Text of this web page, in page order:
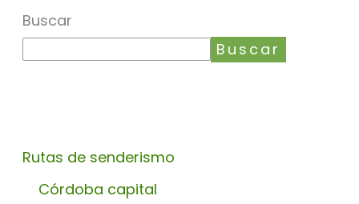
Buscar
Buscar
Rutas de senderismo
Córdoba capital